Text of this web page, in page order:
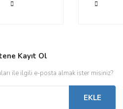
Kayıt Ol
ile ilgili e-posta almak ister misiniz?
EKLE